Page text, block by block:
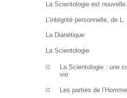
La Scientologie est nouvelle.
L’intégrité personnelle, de
La Dianétique
La Scientologie
La Scientologie : une
vie
Les parties de l’Homme